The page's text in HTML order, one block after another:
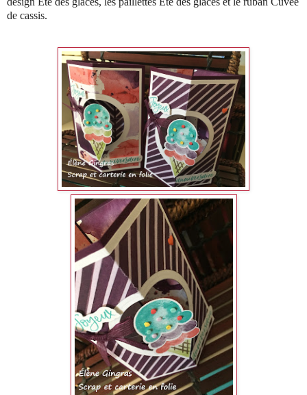
de cassis.